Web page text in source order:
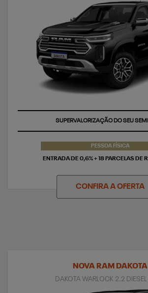
TAXA ZERO
PESSOA FÍSICA
ENTRADA DE 0,6% + 18 PARCELAS DE
CONFIRA A OFERTA
NOVA RAM DAKOTA
DAKOTA WARLOCK 2.2